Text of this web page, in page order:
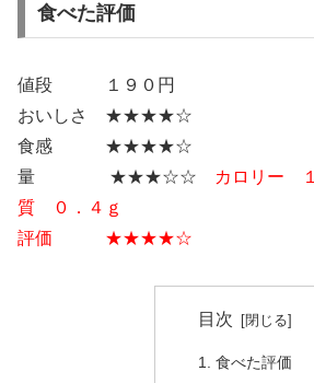
食べた評価
値段 １９０円
おいしさ ★★★★☆
食感 ★★★★☆
量 ★★★☆☆
カロリー
質 ０．４ｇ
評価 ★★★★☆
目次
食べた評価